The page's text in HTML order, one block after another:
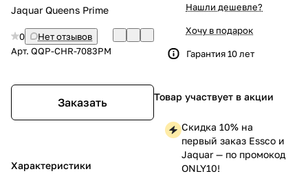
Jaquar Queens Prime
0
Нет отзывов
Арт. QQP-CHR-7083PM
Заказать
Характеристики
Нашли дешевле?
Хочу в подарок
Гарантия 10 лет
Товар участвует в акции
Скидка 10% на
первый заказ Essco и
Jaquar — по промокод
ONLY10!